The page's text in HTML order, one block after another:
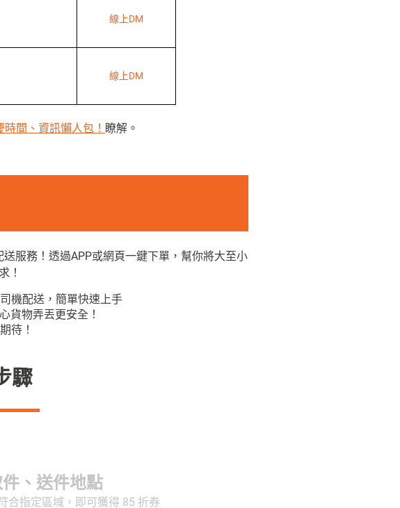
線上DM
線上DM
間、資訊懶人包！ 瞭解。
服務！透過APP或網頁一鍵下單，幫你將大至小
！
機配送，簡單快速上手
貨物弄丟更安全！
待！
驟
、送件地點
合指定區域，即可獲得 85 折券